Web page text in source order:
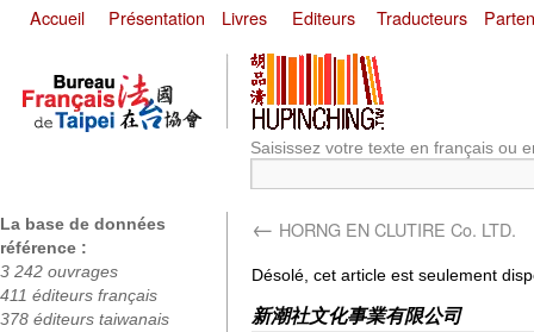
Accueil Présentation Livres Editeurs Traducteurs
Saisissez votre texte en français ou
La base de données
référence :
3 242 ouvrages
411 éditeurs français
378 éditeurs taiwanais
← HORNG EN CLUTIRE Co. LTD.
Désolé, cet article est seulement
新潮社文化事業有限公司